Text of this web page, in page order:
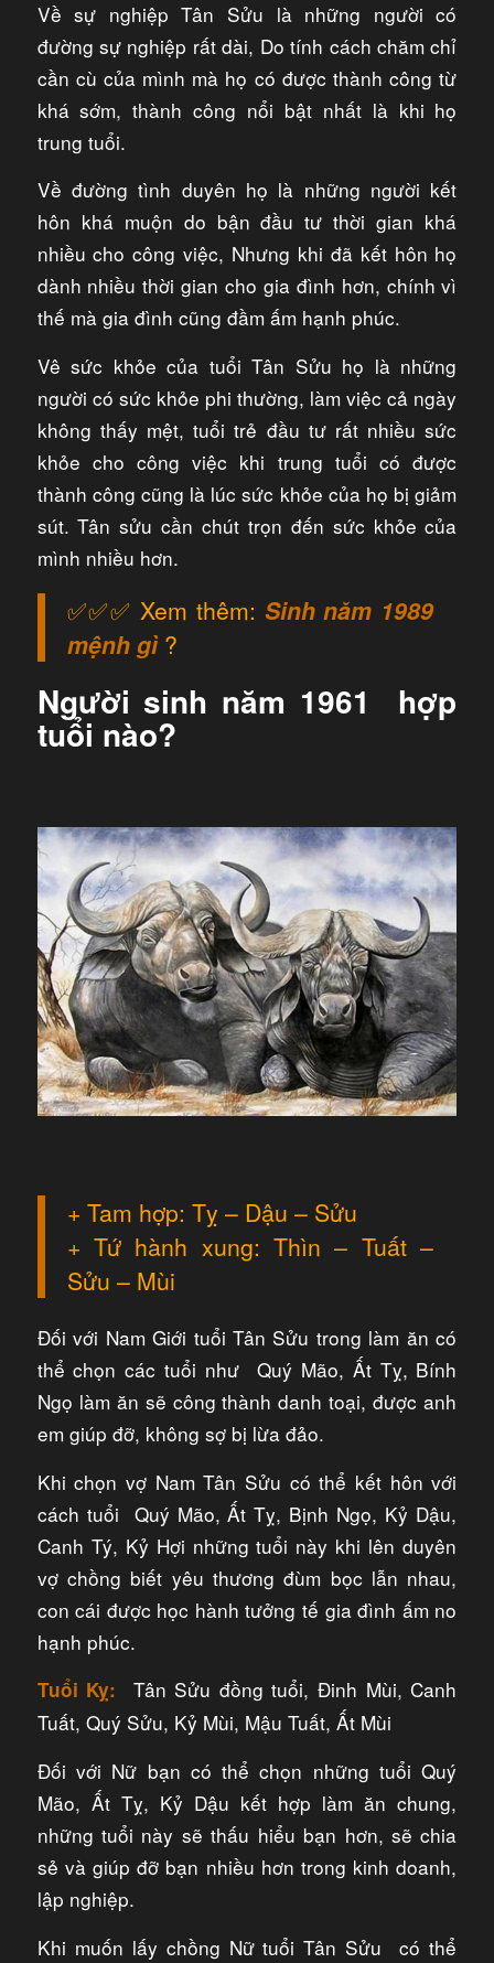
Về sự nghiệp Tân Sửu là những người có
đường sự nghiệp rất dài, Do tính cách chăm chỉ
cần cù của mình mà họ có được thành công từ
khá sớm, thành công nổi bật nhất là khi họ
trung tuổi.
Về đường tình duyên họ là những người kết
hôn khá muộn do bận đầu tư thời gian khá
nhiều cho công việc, Nhưng khi đã kết hôn họ
dành nhiều thời gian cho gia đình hơn, chính vì
thế mà gia đình cũng đầm ấm hạnh phúc.
Vê sức khỏe của tuổi Tân Sửu họ là những
người có sức khỏe phi thường, làm việc cả ngày
không thấy mệt, tuổi trẻ đầu tư rất nhiều sức
khỏe cho công việc khi trung tuổi có được
thành công cũng là lúc sức khỏe của họ bị giảm
sút. Tân sửu cần chút trọn đến sức khỏe của
mình nhiều hơn.
✅✅✅ Xem thêm: Sinh năm 1989
mệnh gì?
Người sinh năm 1961 hợp
tuổi nào?
+ Tam hợp: Tỵ – Dậu – Sửu
+ Tứ hành xung: Thìn – Tuất –
Sửu – Mùi
Đối với Nam Giới tuổi Tân Sửu trong làm ăn có
thể chọn các tuổi như Quý Mão, Ất Tỵ, Bính
Ngọ làm ăn sẽ công thành danh toại, được anh
em giúp đỡ, không sợ bị lừa đảo.
Khi chọn vợ Nam Tân Sửu có thể kết hôn với
cách tuổi Quý Mão, Ất Tỵ, Bịnh Ngọ, Kỷ Dậu,
Canh Tý, Kỷ Hợi những tuổi này khi lên duyên
vợ chồng biết yêu thương đùm bọc lẫn nhau,
con cái được học hành tưởng tế gia đình ấm no
hạnh phúc.
Tuổi Kỵ:
Tân Sửu đồng tuổi, Đinh Mùi, Canh
Tuất, Quý Sửu, Kỷ Mùi, Mậu Tuất, Ất Mùi
Đối với Nữ bạn có thể chọn những tuổi Quý
Mão, Ất Tỵ, Kỷ Dậu kết hợp làm ăn chung,
những tuổi này sẽ thấu hiểu bạn hơn, sẽ chia
sẻ và giúp đỡ bạn nhiều hơn trong kinh doanh,
lập nghiệp.
Khi muốn lấy chồng Nữ tuổi Tân Sửu có thể